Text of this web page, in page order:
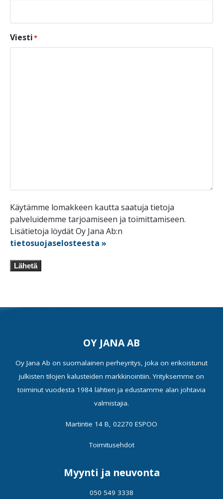
Viesti*
Käytämme lomakkeen kautta saatuja tietoja
palveluidemme tarjoamiseen ja toimittamiseen.
Lisätietoja löydät Oy Jana Ab:n
tietosuojaselosteesta »
Lähetä
OY JANA AB
Oy Jana Ab on suomalainen perheyritys, joka on erikoistunut
julkisten tilojen kalusteiden markkinointiin. Yrityksemme on
toiminut vuodesta 1984 lähtien ja edustamme alan johtavia
valmistajia.
Martintie 14 B, 02270 ESPOO
Toimitusehdot
Myynti ja neuvonta
050 549 3338